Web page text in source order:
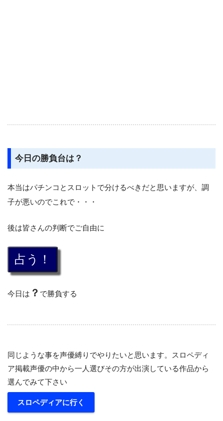
今日の勝負台は？
本当はパチンコとスロットで分けるべきだと思いますが、調
子が悪いのでこれで・・・
後は皆さんの判断でご自由に
今日は ？ で勝負する
同じような事を声優縛りでやりたいと思います。スロペディ
ア掲載声優の中から一人選びその方が出演している作品から
選んでみて下さい
スロペディアに行く